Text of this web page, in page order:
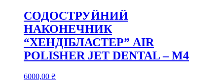
СОДОСТРУЙНИЙ
НАКОНЕЧНИК
“ХЕНДІБЛАСТЕР” AIR
POLISHER JET DENTAL – M4
6000,00 ₴